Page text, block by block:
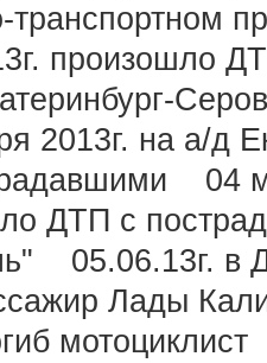
транспортном
произошло
2013г. на а/д
04
ДТП с
05.06.13г. в
Лады
мотоциклист